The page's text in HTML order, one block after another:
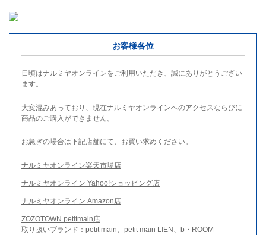
お客様各位
日頃はナルミヤオンラインをご利用いただき、誠にありがとうござい
ます。
大変混みあっており、現在ナルミヤオンラインへのアクセスならびに
商品のご購入ができません。
お急ぎの場合は下記店舗にて、お買い求めください。
ナルミヤオンライン楽天市場店
ナルミヤオンライン Yahoo!ショッピング店
ナルミヤオンライン Amazon店
ZOZOTOWN petitmain店
取り扱いブランド：petit main、petit main LIEN、b・ROOM